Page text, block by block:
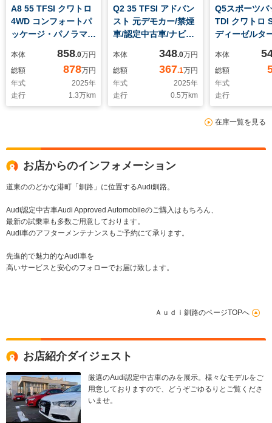
A8 55 TFSI クワトロ
4WD コンフォートパ
ッケージ・パノラマサ
Bang&Olfusen・シ
ートマッサージ
本体 858.0万円
総額
878万円
年式
2025年
走行
1.3万km
Q2 35 TFSI アドバン
スト 元デモカー/禁煙
車/認定中古車/ナビゲ
ロジーPKG/コンビニ
エンス&アシスタンス
PKG
本体 348.0万円
総額
367.1万円
年式
2025年
走行
0.5万km
Q5スポーツバ
TDI クワトロ
ディーゼルタ
Edition PKG/
plusPKG/アダ
ブエアサスペ
ン/フルセグ
ナー/コンフォ
PKG/ステアリ
本体
総額
年式
走行
在庫一覧を見る
お店からのインフォメーション
道東ののどかな港町「釧路」に位置するAudi釧路。
Audi認定中古車Audi Approved Automobileのご購入はもちろん、
最新の試乗車も多数ご用意しております。
Audi車のアフターメンテナンスもご予約にて承ります。
先進的で魅力的なAudi車を
高いサービスと安心のフォローでお届け致します。
Ａｕｄｉ釧路のページTOPへ
お店紹介ダイジェスト
厳選のAudi認定中古車のみを展示。様々なモデルをご
用意しておりますので、どうぞごゆるりとご覧くださ
いませ。